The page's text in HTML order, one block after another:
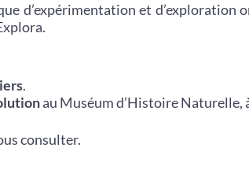
d’expérimentation et d’exploration
.
au Muséum d’Histoire Naturelle,
consulter.